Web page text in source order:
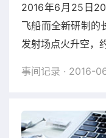
2016年6月25日
飞船而全新研制的
发射场点火升空，
事间记录 · 2016-